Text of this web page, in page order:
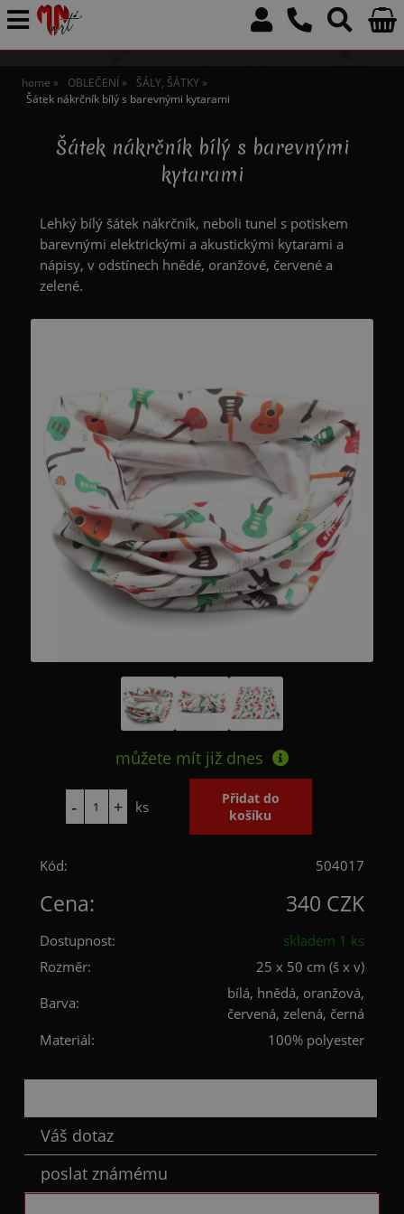
home OBLEČENÍ
ŠÁLY, ŠÁTKY
Šátek nákrčník bílý s barevnými kytarami
Šátek nákrčník bílý s barevnými
kytarami
Lehký bílý šátek nákrčník, neboli tunel s potiskem
barevnými elektrickými a akustickými kytarami a
nápisy, v odstínech hnědé, oranžové, červené a
zelené.
můžete mít již dnes
ks
Kód: 504017
Cena: 340 CZK
Dostupnost:
skladem 1 ks
Rozměr:
25 x 50 cm (š x v)
Barva:
bílá, hnědá, oranžová,
červená, zelená, černá
Materiál:
100% polyester
Váš dotaz
poslat známému